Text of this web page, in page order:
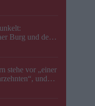
Burg und der
stehe vor „einer
und